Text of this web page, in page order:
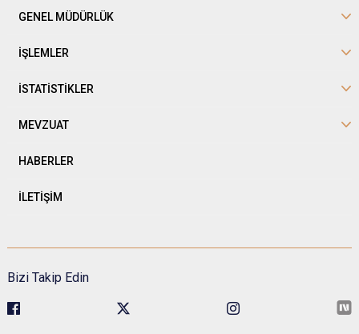
GENEL MÜDÜRLÜK
İŞLEMLER
İSTATİSTİKLER
MEVZUAT
HABERLER
İLETİŞİM
Bizi Takip Edin